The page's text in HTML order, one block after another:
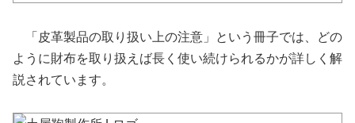
「皮革製品の取り扱い上の注意」という冊子では、どの
ように財布を取り扱えば長く使い続けられるかが詳しく解
説されています。